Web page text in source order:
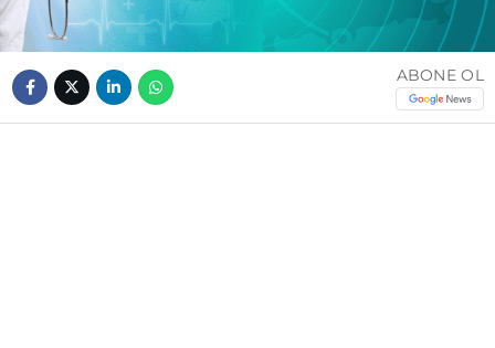
ABONE OL